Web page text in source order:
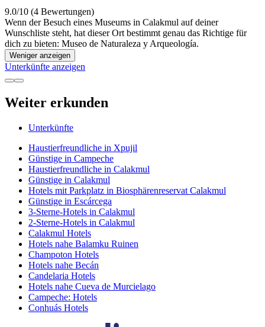
9.0/10 (4 Bewertungen)
Wenn der Besuch eines Museums in Calakmul auf deiner
Wunschliste steht, hat dieser Ort bestimmt genau das Richtige für
dich zu bieten: Museo de Naturaleza y Arqueología.
Weniger anzeigen
Unterkünfte anzeigen
Weiter erkunden
Unterkünfte
Haustierfreundliche in Xpujil
Günstige in Campeche
Haustierfreundliche in Calakmul
Günstige in Calakmul
Hotels mit Parkplatz in Biosphärenreservat Calakmul
Günstige in Escárcega
3-Sterne-Hotels in Calakmul
2-Sterne-Hotels in Calakmul
Calakmul Hotels
Hotels nahe Balamku Ruinen
Champoton Hotels
Hotels nahe Becán
Candelaria Hotels
Hotels nahe Cueva de Murcielago
Campeche: Hotels
Conhuás Hotels